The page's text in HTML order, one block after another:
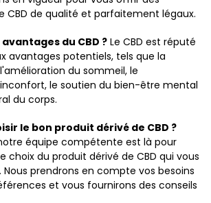
CBD de qualité et parfaitement légaux.
du CBD ? Le CBD est réputé
avantages potentiels, tels que la
du sommeil, le
le soutien du bien-être mental
du corps.
le bon produit dérivé de CBD ?
équipe compétente est là pour
choix du produit dérivé de CBD qui vous
prendrons en compte vos besoins
et vous fournirons des conseils